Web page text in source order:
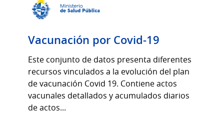
Vacunación por Covid-19
Este conjunto de datos presenta diferentes
recursos vinculados a la evolución del plan
de vacunación Covid 19. Contiene actos
vacunales detallados y acumulados diarios
de actos...